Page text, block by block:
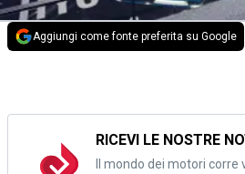
Aggiungi come fonte preferita su Google
RICEVI LE NOSTRE
Il mondo dei motori